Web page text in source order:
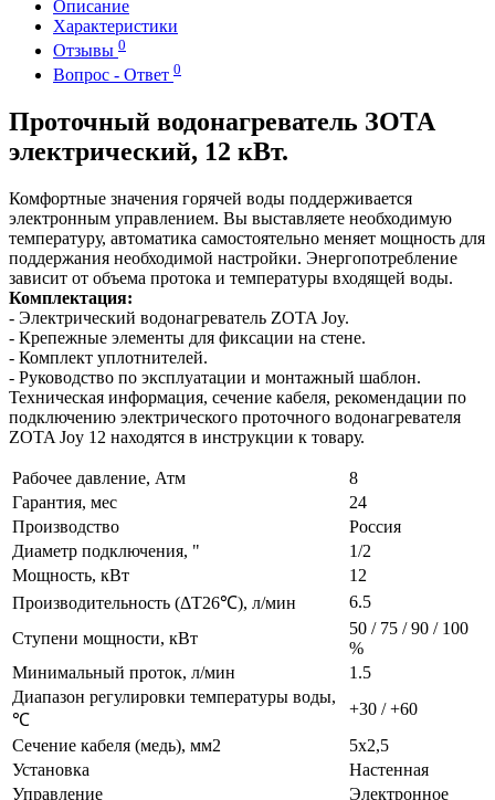
Описание
Характеристики
Отзывы 0
Вопрос - Ответ 0
Проточный водонагреватель ЗОТА
электрический, 12 кВт.
Комфортные значения горячей воды поддерживается
электронным управлением. Вы выставляете необходимую
температуру, автоматика самостоятельно меняет мощность для
поддержания необходимой настройки. Энергопотребление
зависит от объема протока и температуры входящей воды.
Комплектация:
- Электрический водонагреватель ZOTA Joy.
- Крепежные элементы для фиксации на стене.
- Комплект уплотнителей.
- Руководство по эксплуатации и монтажный шаблон.
Техническая информация, сечение кабеля, рекомендации по
подключению электрического проточного водонагревателя
ZOTA Joy 12 находятся в инструкции к товару.
Рабочее давление, Атм
8
Гарантия, мес
24
Производство
Россия
Диаметр подключения, "
1/2
Мощность, кВт
12
Производительность (ΔT26℃), л/мин
6.5
Ступени мощности, кВт
50 / 75 / 90 / 100
%
Минимальный проток, л/мин
1.5
Диапазон регулировки температуры воды,
℃
+30 / +60
Сечение кабеля (медь), мм2
5х2,5
Установка
Настенная
Управление
Электронное